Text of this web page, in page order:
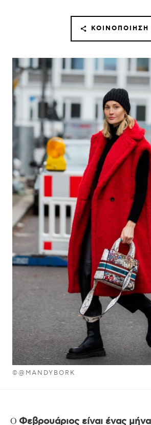
©@MANDYBORK
ΚΟΙΝΟΠΟΊΗΣΗ
Ο Φεβρουάριος είναι ένας